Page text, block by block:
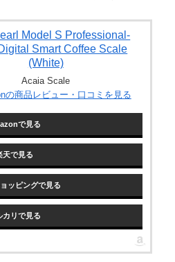
Model S Professional-
Smart Coffee Scale
(White)
Acaia Scale
の商品レビュー・口コミを見る
で見る
天で見る
ッピングで見る
カリで見る